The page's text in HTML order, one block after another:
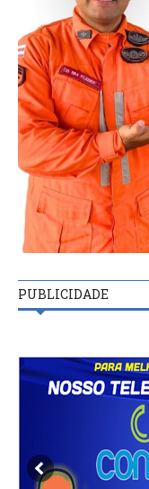
PUBLICIDADE